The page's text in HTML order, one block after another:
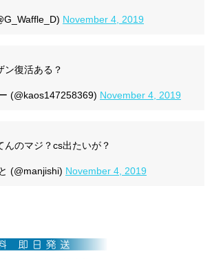
November 4, 2019
ン復活ある？
(@kaos147258369) November 4, 2019
んのマジ？cs出たいが？
(@manjishi) November 4, 2019